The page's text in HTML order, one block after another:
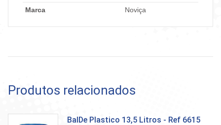
Marca
Noviça
Produtos relacionados
BalDe Plastico 13,5 Litros - Ref 6615